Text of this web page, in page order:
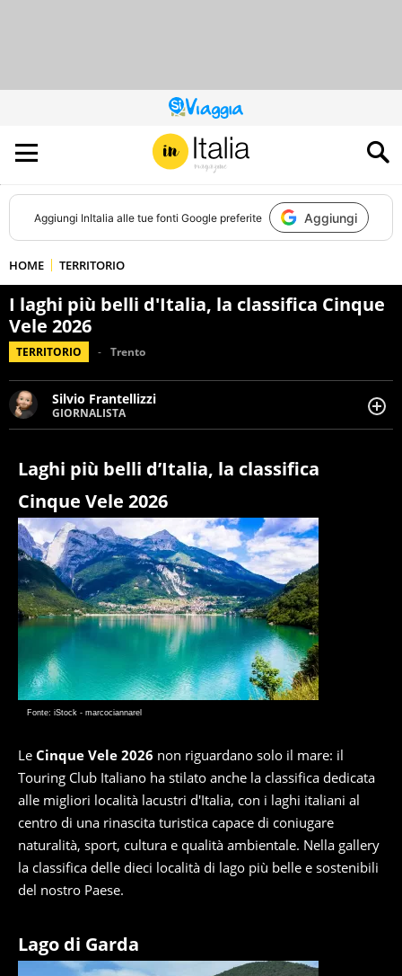
QUESTO
SITO
CONTRIBUISCE
ALL’AUDIENCE
DI
Aggiungi InItalia alle tue fonti Google preferite Aggiungi
HOME TERRITORIO
I laghi più belli d'Italia, la classifica Cinque
Vele 2026
TERRITORIO Trento
Silvio Frantellizzi
GIORNALISTA
Giornalista pubblicista. Da oltre dieci anni si occupa di
cronaca, motori, spettacolo e videogame.
Laghi più belli d’Italia, la classifica
Cinque Vele 2026
Fonte: iStock - marcociannarel
Le Cinque Vele 2026 non riguardano solo il mare: il
Touring Club Italiano ha stilato anche la classifica dedicata
alle migliori località lacustri d'Italia, con i laghi italiani al
centro di una rinascita turistica capace di coniugare
naturalità, sport, cultura e qualità ambientale. Nella gallery
la classifica delle dieci località di lago più belle e sostenibili
del nostro Paese.
Lago di Garda